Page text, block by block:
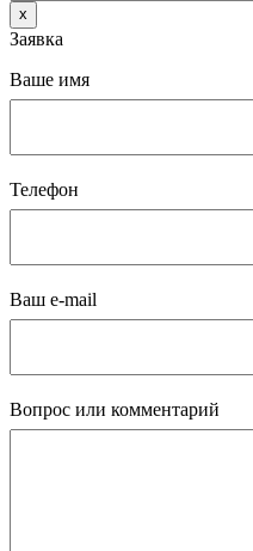
x
Заявка
Ваше имя
Телефон
Ваш e-mail
Вопрос или комментарий